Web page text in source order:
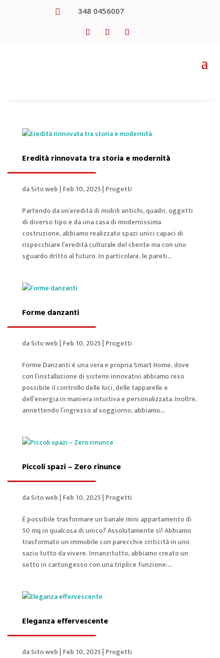
 348 0456007
Eredità rinnovata tra storia e modernità
daSito web | Feb 10, 2025| Progetti
Partendo da un’eredità di mobili antichi, quadri, oggetti
di diverso tipo e da una casa di modernissima
costruzione, abbiamo realizzato spazi unici capaci di
rispecchiare l’eredità culturale del cliente ma con uno
sguardo dritto al futuro. In particolare, le pareti...
Forme danzanti
daSito web | Feb 10, 2025| Progetti
Forme Danzanti è una vera e propria Smart Home, dove
con l’installazione di sistemi innovativi abbiamo reso
possibile il controllo delle luci, delle tapparelle e
dell’energia in maniera intuitiva e personalizzata. Inoltre,
annettendo l’ingresso al soggiorno, abbiamo...
Piccoli spazi – Zero rinunce
daSito web | Feb 10, 2025| Progetti
È possibile trasformare un banale mini appartamento di
50 mq in qualcosa di unico? Assolutamente sì! Abbiamo
trasformato un immobile con parecchie criticità in uno
sazio tutto da vivere. Innanzitutto, abbiamo creato un
setto in cartongesso con una triplice funzione:...
Eleganza effervescente
daSito web | Feb 10, 2025| Progetti